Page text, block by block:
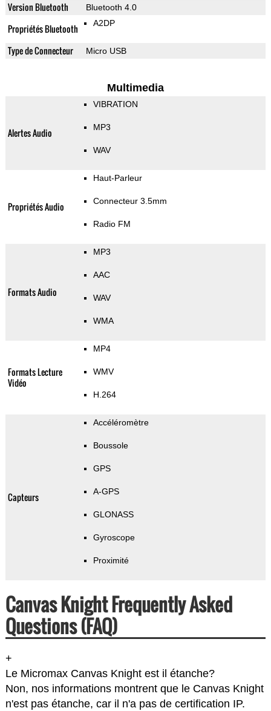
Version Bluetooth Bluetooth 4.0
Propriétés Bluetooth A2DP
Type de Connecteur Micro USB
Multimedia
Alertes Audio
VIBRATION
MP3
WAV
Propriétés Audio
Haut-Parleur
Connecteur 3.5mm
Radio FM
Formats Audio
MP3
AAC
WAV
WMA
Formats Lecture
Vidéo
MP4
WMV
H.264
Capteurs
Accéléromètre
Boussole
GPS
A-GPS
GLONASS
Gyroscope
Proximité
Canvas Knight Frequently Asked
Questions (FAQ)
+
Le Micromax Canvas Knight est il étanche?
Non, nos informations montrent que le Canvas Knight
n'est pas étanche, car il n'a pas de certification IP.